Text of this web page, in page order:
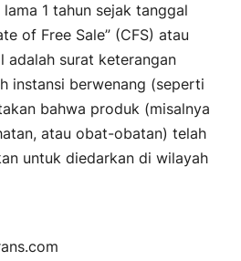
1 tahun sejak tanggal
of Free Sale” (CFS) atau
adalah surat keterangan
instansi berwenang (seperti
bahwa produk (misalnya
atau obat-obatan) telah
untuk diedarkan di wilayah